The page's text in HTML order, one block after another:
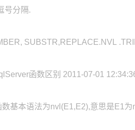
号分隔.
SUBSTR,REPLACE.NVL
函数区别 2011-07-01
基本语法为nvl(E1,E2),意思是E1